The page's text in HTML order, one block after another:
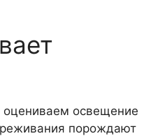
оцениваем освещение
порождают